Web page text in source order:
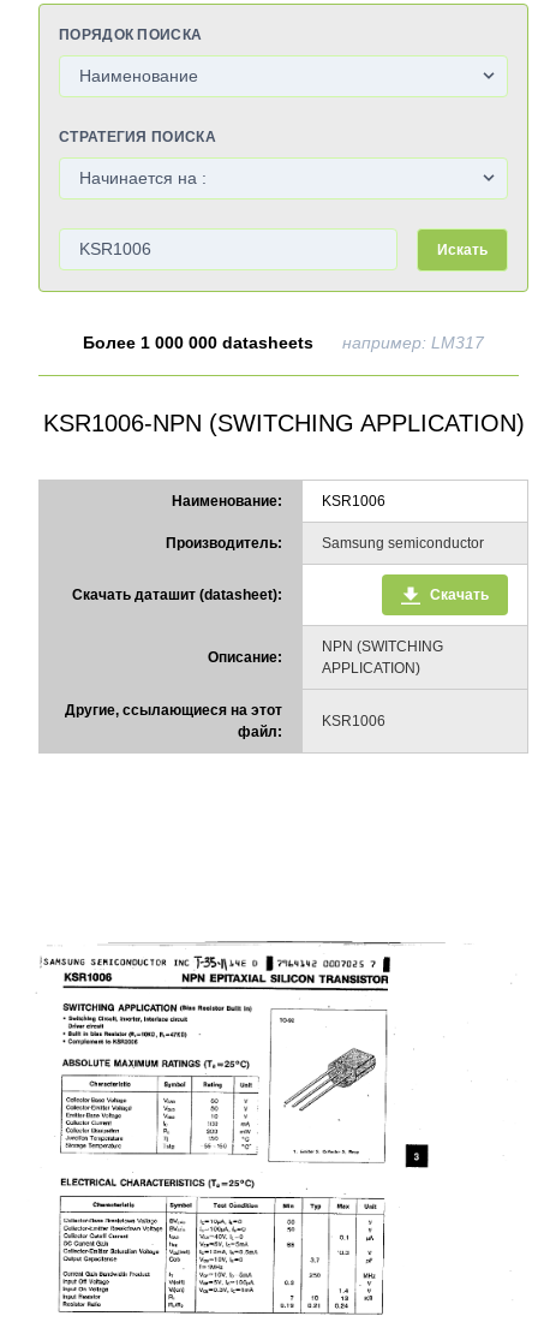
ПОРЯДОК ПОИСКА
СТРАТЕГИЯ ПОИСКА
Искать
Более 1 000 000 datasheets например: LM317
KSR1006-NPN (SWITCHING APPLICATION)
Наименование: KSR1006
Производитель: Samsung semiconductor
Скачать даташит (datasheet): Скачать
Описание:
NPN (SWITCHING
APPLICATION)
Другие, ссылающиеся на этот
файл:
KSR1006